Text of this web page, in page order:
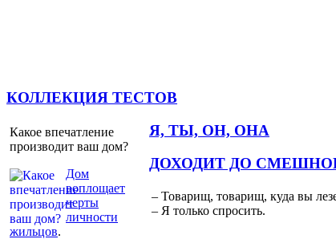
КОЛЛЕКЦИЯ ТЕСТОВ
Какое впечатление
производит ваш дом?
Дом
воплощает
черты
личности
жильцов.
Я, ТЫ, ОН, ОНА
ДОХОДИТ ДО
– Товарищ, товарищ, куда вы
– Я только спросить.